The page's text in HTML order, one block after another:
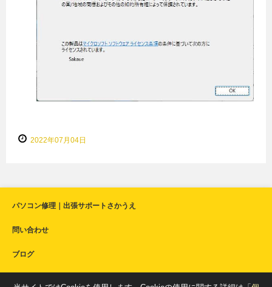
2022年07月04日
パソコン修理｜出張サポートさかうえ
問い合わせ
ブログ